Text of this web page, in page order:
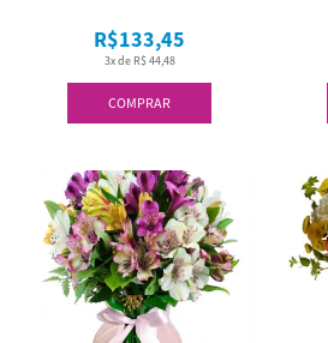
COMPRAR
3x de R$ 44,48
R$133,45